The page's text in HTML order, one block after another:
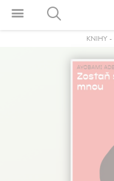
KNIHY-